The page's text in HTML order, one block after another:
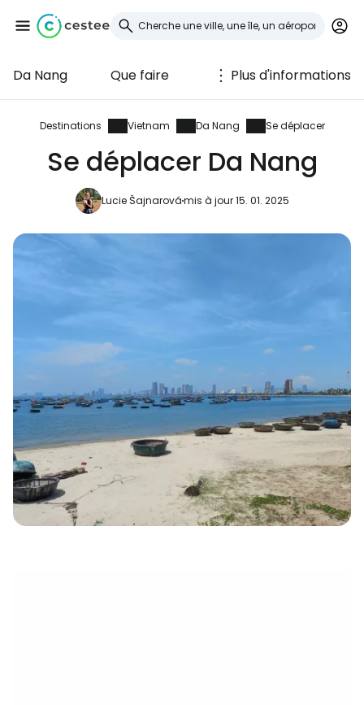
Da Nang Que faire Plus d'informations
Destinations Vietnam Da Nang Se déplacer
Se déplacer Da Nang
Lucie Šajnarovámis à jour 15. 01. 2025
Se connecter à
Cestee
... la communauté mondiale des voyageurs
Poursuivre avec le courrier